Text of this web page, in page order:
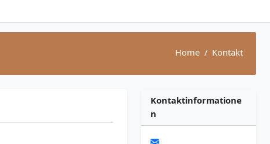
Home Kontakt
Kontaktinformatione
n